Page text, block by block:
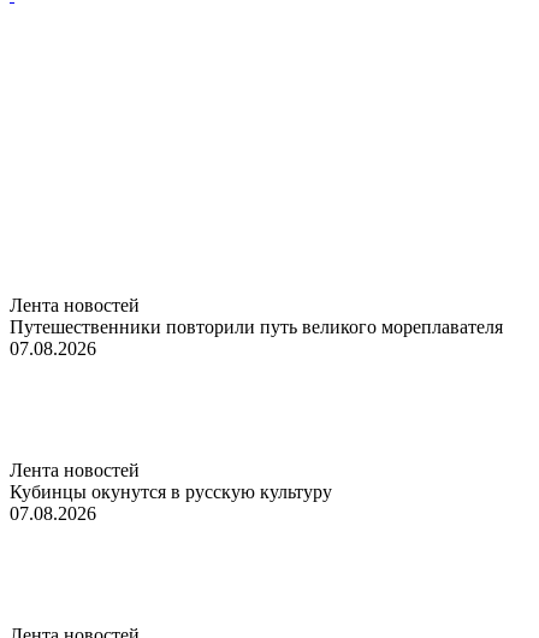
Лента новостей
Путешественники повторили путь великого мореплавателя
07.08.2026
Лента новостей
Кубинцы окунутся в русскую культуру
07.08.2026